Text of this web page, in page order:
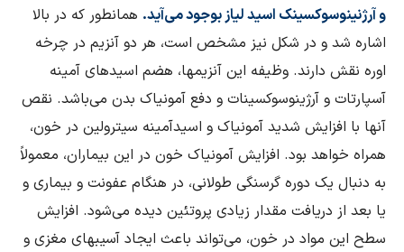
و آرژنینوسوکسینک اسید لیاز بوجود می‌آید. همانطور که در بالا
اشاره شد و در شکل نیز مشخص است، هر دو آنزیم در چرخه
اوره نقش دارند. وظیفه این آنزیمها، هضم اسیدهای آمینه
آسپارتات و آرژینوسوکسینات و دفع آمونیاک بدن می‌باشد. نقص
آنها با افزایش شدید آمونیاک و اسیدآمینه سیترولین در خون،
همراه خواهد بود. افزایش آمونیاک خون در این بیماران، معمولاً
به دنبال یک دوره گرسنگی طولانی، در هنگام عفونت و بیماری و
یا بعد از دریافت مقدار زیادی پروتئین دیده می‌شود. افزایش
سطح این مواد در خون، می‌تواند باعث ایجاد آسیبهای مغزی و